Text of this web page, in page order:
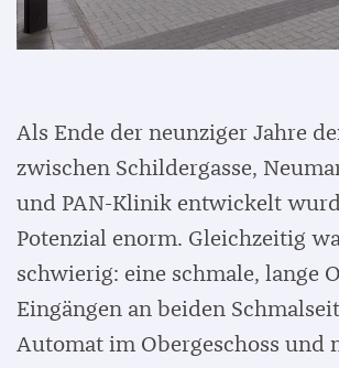
Als Ende der neunziger Jahre
zwischen Schildergasse,
und PAN-Klinik entwickelt
Potenzial enorm. Gleichzeitig
schwierig: eine schmale, lange
Eingängen an beiden
Automat im Obergeschoss und